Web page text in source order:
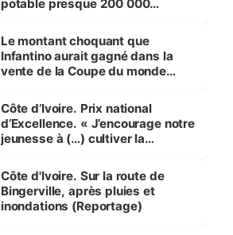
potable presque 200 000
Le montant choquant que
Infantino aurait gagné dans la
vente de la Coupe du monde
Côte d’Ivoire. Prix national
d’Excellence. « J’encourage notre
jeunesse à (…) cultiver la
(Alassane Ouattara
Côte d'Ivoire. Sur la route de
Bingerville, après pluies et
inondations (Reportage)